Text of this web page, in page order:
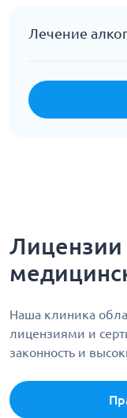
Лечение
Лицензии
Наша клиника
лицензиями и
законность и